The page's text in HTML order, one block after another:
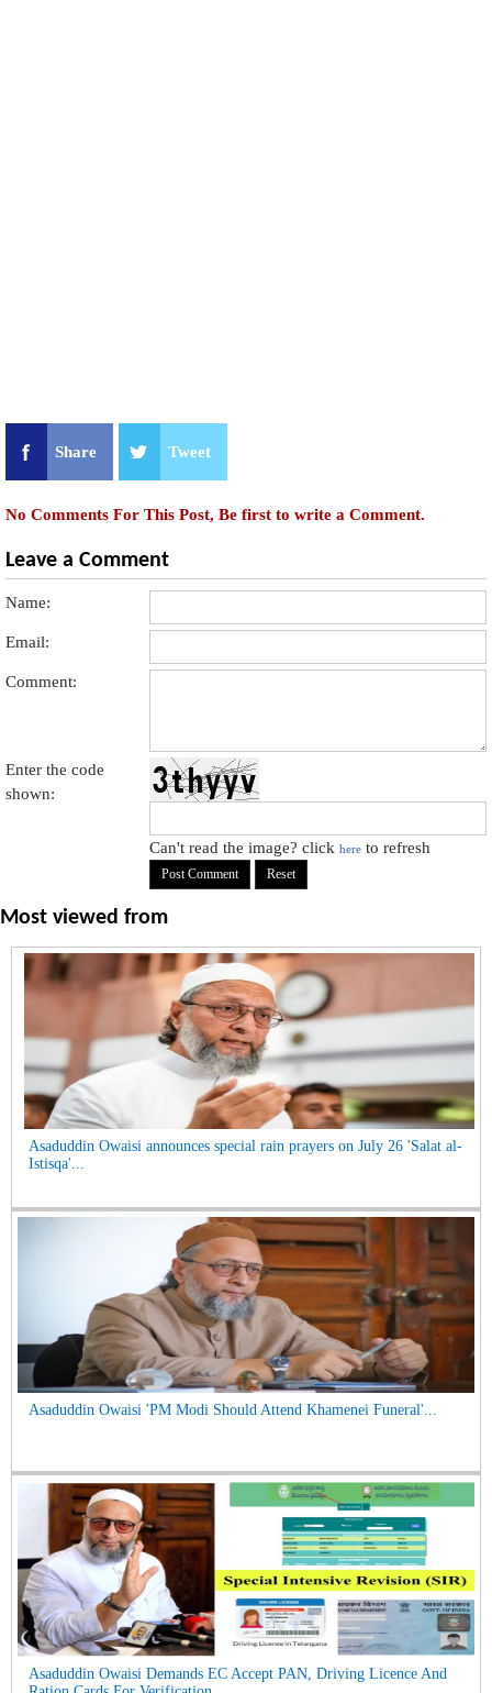
Share Tweet
No Comments For This Post, Be first to write a Comment.
Leave a Comment
Name:
Email:
Comment:
Enter the code
shown:
Can't read the image? clickhere to refresh
Most viewed from
Asaduddin Owaisi announces special rain prayers on July 26 'Salat al-
Istisqa'...
Asaduddin Owaisi 'PM Modi Should Attend Khamenei Funeral'...
Asaduddin Owaisi Demands EC Accept PAN, Driving Licence And